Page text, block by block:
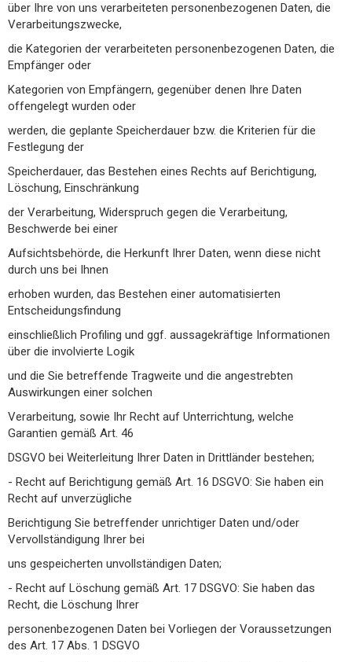
über Ihre von uns verarbeiteten personenbezogenen Daten, die
Verarbeitungszwecke,
die Kategorien der verarbeiteten personenbezogenen Daten, die
Empfänger oder
Kategorien von Empfängern, gegenüber denen Ihre Daten
offengelegt wurden oder
werden, die geplante Speicherdauer bzw. die Kriterien für die
Festlegung der
Speicherdauer, das Bestehen eines Rechts auf Berichtigung,
Löschung, Einschränkung
der Verarbeitung, Widerspruch gegen die Verarbeitung,
Beschwerde bei einer
Aufsichtsbehörde, die Herkunft Ihrer Daten, wenn diese nicht
durch uns bei Ihnen
erhoben wurden, das Bestehen einer automatisierten
Entscheidungsfindung
einschließlich Profiling und ggf. aussagekräftige Informationen
über die involvierte Logik
und die Sie betreffende Tragweite und die angestrebten
Auswirkungen einer solchen
Verarbeitung, sowie Ihr Recht auf Unterrichtung, welche
Garantien gemäß Art. 46
DSGVO bei Weiterleitung Ihrer Daten in Drittländer bestehen;
- Recht auf Berichtigung gemäß Art. 16 DSGVO: Sie haben ein
Recht auf unverzügliche
Berichtigung Sie betreffender unrichtiger Daten und/oder
Vervollständigung Ihrer bei
uns gespeicherten unvollständigen Daten;
- Recht auf Löschung gemäß Art. 17 DSGVO: Sie haben das
Recht, die Löschung Ihrer
personenbezogenen Daten bei Vorliegen der Voraussetzungen
des Art. 17 Abs. 1 DSGVO